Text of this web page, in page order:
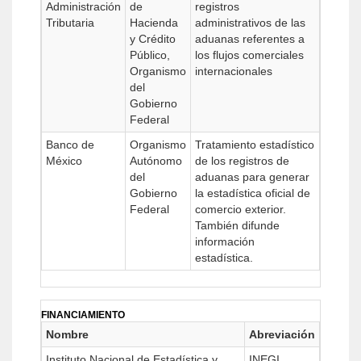
Administración
Tributaria
de
Hacienda
y Crédito
Público,
Organismo
del
Gobierno
Federal
registros
administrativos de las
aduanas referentes a
los flujos comerciales
internacionales
Banco de
México
Organismo
Autónomo
del
Gobierno
Federal
Tratamiento estadístico
de los registros de
aduanas para generar
la estadística oficial de
comercio exterior.
También difunde
información
estadística.
FINANCIAMIENTO
Nombre
Abreviación